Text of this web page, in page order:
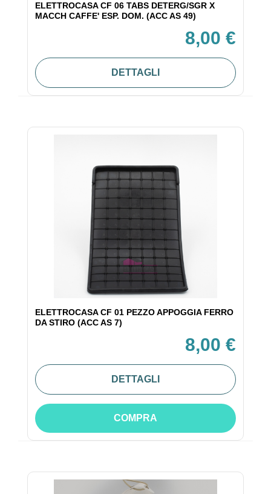
ELETTROCASA CF 06 TABS DETERG/SGR X
MACCH CAFFE' ESP. DOM. (ACC AS 49)
8,00 €
DETTAGLI
ELETTROCASA CF 01 PEZZO APPOGGIA FERRO
DA STIRO (ACC AS 7)
8,00 €
DETTAGLI
COMPRA